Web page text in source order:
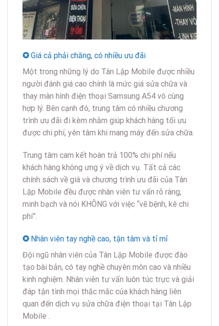
✪Giá cả phải chăng, có nhiều ưu đãi
Một trong những lý do Tân Lập Mobile được nhiều
người đánh giá cao chính là mức giá sửa chữa và
thay màn hình điện thoại Samsung A54 vô cùng
hợp lý. Bên cạnh đó, trung tâm có nhiều chương
trình ưu đãi đi kèm nhằm giúp khách hàng tối ưu
được chi phí, yên tâm khi mang máy đến sửa chữa.
Trung tâm cam kết hoàn trả 100% chi phí nếu
khách hàng không ưng ý về dịch vụ. Tất cả các
chính sách về giá và chương trình ưu đãi của Tân
Lập Mobile đều được nhân viên tư vấn rõ ràng,
minh bạch và nói KHÔNG với việc “vẽ bệnh, kê chi
phí”.
✪Nhân viên tay nghề cao, tận tâm và tỉ mỉ
Đội ngũ nhân viên của Tân Lập Mobile được đào
tạo bài bản, có tay nghề chuyên môn cao và nhiều
kinh nghiệm. Nhân viên tư vấn luôn túc trực và giải
đáp tận tình mọi thắc mắc của khách hàng liên
quan đến dịch vụ sửa chữa điện thoại tại Tân Lập
Mobile .